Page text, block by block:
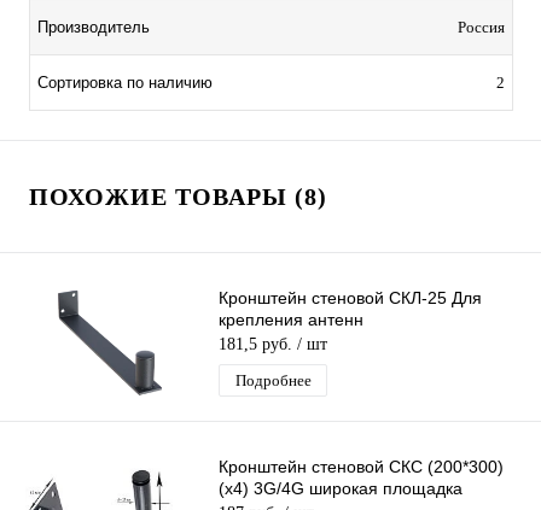
Производитель Россия
Сортировка по наличию 2
ПОХОЖИЕ ТОВАРЫ (8)
Кронштейн стеновой СКЛ-25 Для
крепления антенн
181,5 руб. / шт
Подробнее
Кронштейн стеновой СКС (200*300)
(х4) 3G/4G широкая площадка